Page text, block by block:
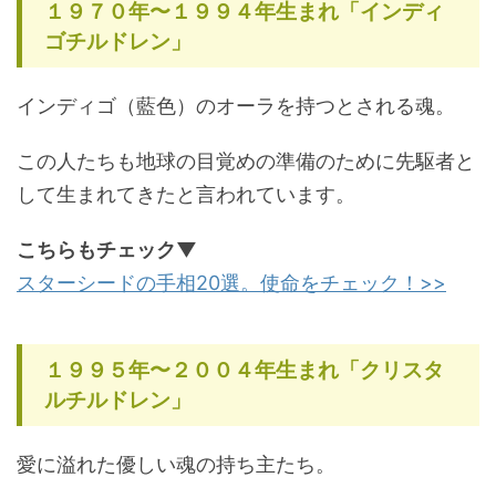
１９７０年〜１９９４年生まれ「インディ
ゴチルドレン」
インディゴ（藍色）のオーラを持つとされる魂。
この人たちも地球の目覚めの準備のために先駆者と
して生まれてきたと言われています。
こちらもチェック▼
スターシードの手相20選。使命をチェック！>>
１９９５年〜２００４年生まれ「クリスタ
ルチルドレン」
愛に溢れた優しい魂の持ち主たち。